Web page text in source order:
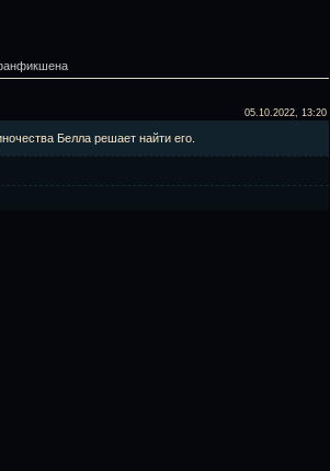
05.10.2022, 13:20
Белла решает найти его.